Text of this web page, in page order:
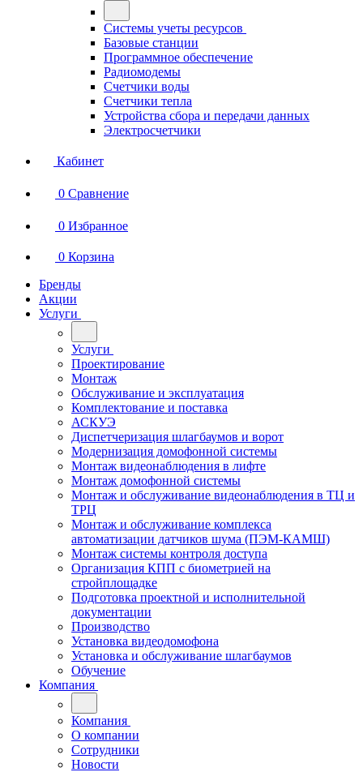
Системы учеты ресурсов
Базовые станции
Программное обеспечение
Радиомодемы
Счетчики воды
Счетчики тепла
Устройства сбора и передачи данных
Электросчетчики
Кабинет
0 Сравнение
0 Избранное
0 Корзина
Бренды
Акции
Услуги
Услуги
Проектирование
Монтаж
Обслуживание и эксплуатация
Комплектование и поставка
АСКУЭ
Диспетчеризация шлагбаумов и ворот
Модернизация домофонной системы
Монтаж видеонаблюдения в лифте
Монтаж домофонной системы
Монтаж и обслуживание видеонаблюдения в ТЦ и
ТРЦ
Монтаж и обслуживание комплекса
автоматизации датчиков шума (ПЭМ-КАМШ)
Монтаж системы контроля доступа
Организация КПП с биометрией на
стройплощадке
Подготовка проектной и исполнительной
документации
Производство
Установка видеодомофона
Установка и обслуживание шлагбаумов
Обучение
Компания
Компания
О компании
Сотрудники
Новости